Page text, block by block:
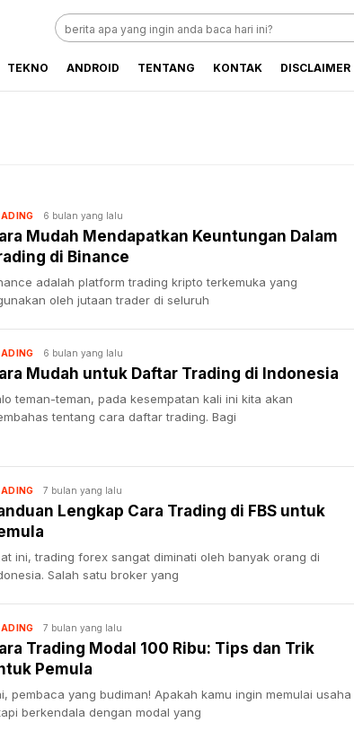
TEKNO ANDROID TENTANG KONTAK DISCLAIMER
6 bulan yang lalu
Mudah Mendapatkan Keuntungan Dalam
di Binance
adalah platform trading kripto terkemuka yang
oleh jutaan trader di seluruh
6 bulan yang lalu
Mudah untuk Daftar Trading di Indonesia
teman-teman, pada kesempatan kali ini kita akan
tentang cara daftar trading. Bagi
7 bulan yang lalu
Lengkap Cara Trading di FBS untuk
ini, trading forex sangat diminati oleh banyak orang di
Salah satu broker yang
7 bulan yang lalu
Trading Modal 100 Ribu: Tips dan Trik
Pemula
pembaca yang budiman! Apakah kamu ingin memulai usaha
berkendala dengan modal yang